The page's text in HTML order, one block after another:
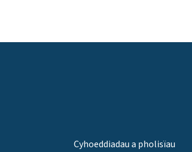
Cyhoeddiadau a pholisïau